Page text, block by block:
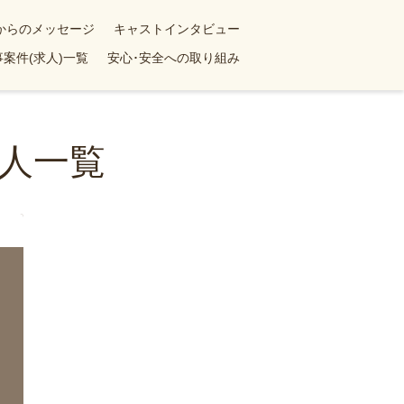
らのメッセージ
キャストインタビュー
案件(求人)一覧 安心･安全への取り組み
一覧